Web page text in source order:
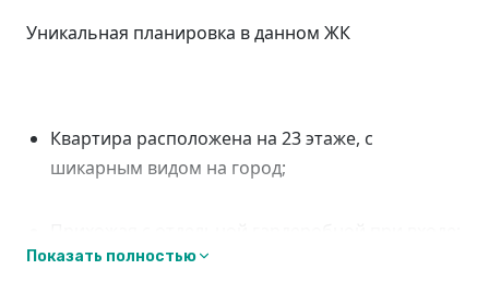
Уникальная планировка в данном ЖК
Квартира расположена на 23 этаже, с
шикарным видом на город;
Показать полностью